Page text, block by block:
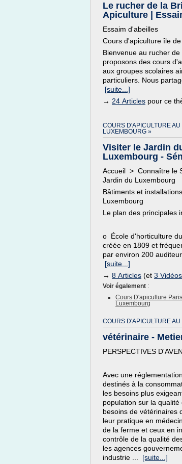
Le rucher de la
Apiculture |
Essaim d'abeilles
Cours d'apiculture île
Bienvenue au rucher
proposons des cours
aux groupes scolaires
particuliers. Nous
[suite...]
→ 24 Articles pour ce
COURS D'APICULTURE
LUXEMBOURG »
Visiter le Jardin
Luxembourg -
Accueil > Connaître le
Jardin du Luxembourg
Bâtiments et
Luxembourg
Le plan des principales
o École d'horticulture du
créée en 1809 et
par environ 200
[suite...]
→ 8 Articles (et 3 Vidéos
Voir également :
Cours D'apiculture
Luxembourg
COURS D'APICULTURE
vétérinaire -
PERSPECTIVES
Avec une
destinés à la
les besoins plus
population sur la qualité
besoins de vétérinaires
leur pratique en
de la ferme et ceux en
contrôle de la qualité
les agences
industrie ... [suite...]